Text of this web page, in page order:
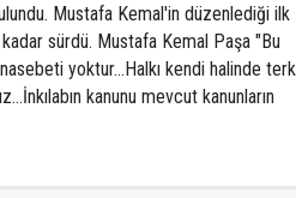
Mustafa Kemal'in düzenlediği ilk
kadar sürdü. Mustafa Kemal Paşa "Bu
yoktur...Halkı kendi halinde terk
kanunu mevcut kanunların